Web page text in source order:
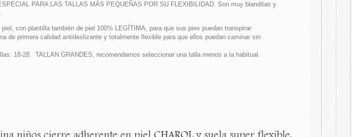
PARA LAS TALLAS MÁS PEQUEÑAS POR SU FLEXIBILIDAD. Son muy blanditas y
con plantilla también de piel 100% LEGÍTIMA, para que sus pies puedan transpirar
de primera calidad antideslizante y totalmente flexible para que ellos puedan caminar sin
18-28. TALLAN GRANDES, recomendamos seleccionar una talla menos a la habitual.
niños cierre adherente en piel CHAROL y suela super flexible.